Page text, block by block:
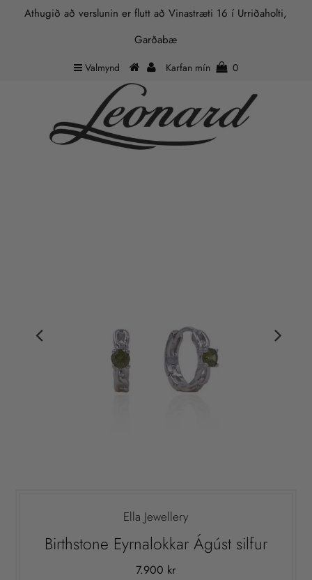
Athugið að verslunin er flutt að Vinastræti 16 í Urriðaholti,
Garðabæ
Valmynd Karfan mín 0
Ella Jewellery
Birthstone Eyrnalokkar Ágúst silfur
7.900 kr